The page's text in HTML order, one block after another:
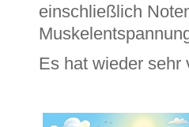
einschließlich
Es hat wieder sehr